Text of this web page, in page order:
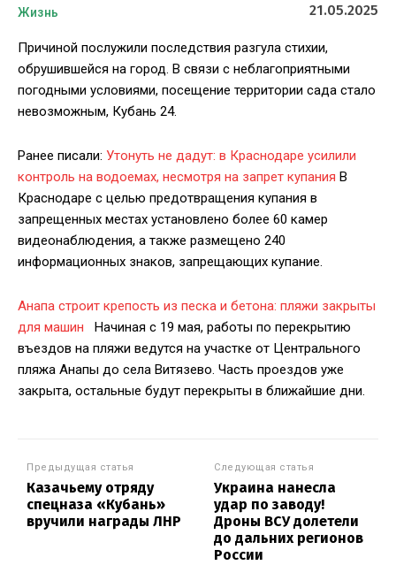
Жизнь 21.05.2025
Причиной послужили последствия разгула стихии,
обрушившейся на город. В связи с неблагоприятными
погодными условиями, посещение территории сада стало
невозможным, Кубань 24.
Ранее писали: Утонуть не дадут: в Краснодаре усилили
контроль на водоемах, несмотря на запрет купания В
Краснодаре с целью предотвращения купания в
запрещенных местах установлено более 60 камер
видеонаблюдения, а также размещено 240
информационных знаков, запрещающих купание.
Анапа строит крепость из песка и бетона: пляжи закрыты
для машин Начиная с 19 мая, работы по перекрытию
въездов на пляжи ведутся на участке от Центрального
пляжа Анапы до села Витязево. Часть проездов уже
закрыта, остальные будут перекрыты в ближайшие дни.
Предыдущая статья
Казачьему отряду
спецназа «Кубань»
вручили награды ЛНР
Следующая статья
Украина нанесла
удар по заводу!
Дроны ВСУ долетели
до дальних регионов
России